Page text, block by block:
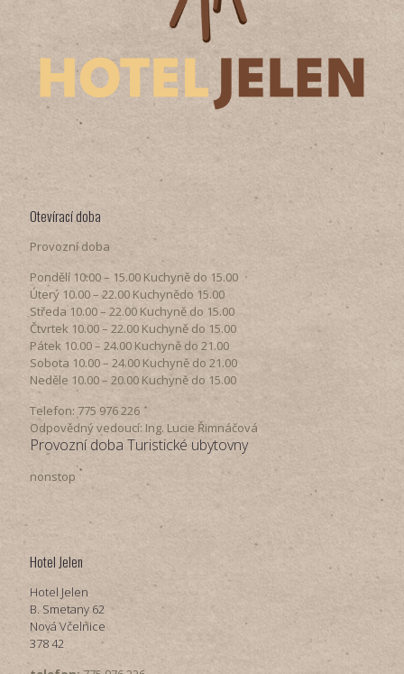
Otevírací doba
Provozní doba
Pondělí​ 10.00 – 15.00​​ Kuchyně do 15.00
Úterý ​10.00 – 22.00​​ Kuchynědo 15.00
Středa ​10.00 – 22.00 ​​Kuchyně do 15.00
Čtvrtek​ 10.00 – 22.00 ​​Kuchyně do 15.00
Pátek​ 10.00 – 24.00​​ Kuchyně do 21.00
Sobota ​10.00 – 24.00​​ Kuchyně do 21.00
Neděle ​10.00 – 20.00​​ Kuchyně do 15.00
Telefon: 775 976 226
Odpovědný vedoucí: Ing. Lucie Řimnáčová
Provozní doba Turistické ubytovny
nonstop
Hotel Jelen
Hotel Jelen
B. Smetany 62
Nová Včelnice
378 42